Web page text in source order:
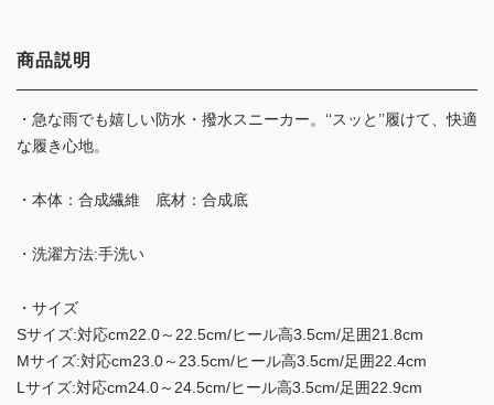
商品説明
・急な雨でも嬉しい防水・撥水スニーカー。‘‘スッと’’履けて、快適
な履き心地。
・本体：合成繊維 底材：合成底
・洗濯方法:手洗い
・サイズ
Sサイズ:対応cm22.0～22.5cm/ヒール高3.5cm/足囲21.8cm
Mサイズ:対応cm23.0～23.5cm/ヒール高3.5cm/足囲22.4cm
Lサイズ:対応cm24.0～24.5cm/ヒール高3.5cm/足囲22.9cm